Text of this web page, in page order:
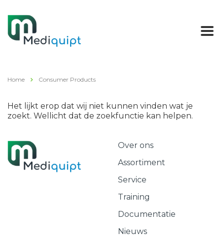
Home Consumer Products
Het lijkt erop dat wij niet kunnen vinden wat je
zoekt. Wellicht dat de zoekfunctie kan helpen.
Over ons
Assortiment
Service
Training
Documentatie
Nieuws